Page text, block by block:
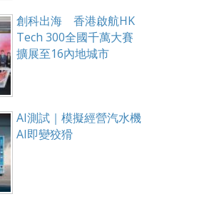
創科出海 香港啟航HK
Tech 300全國千萬大賽
擴展至16內地城市
AI測試｜模擬經營汽水機
AI即變狡猾